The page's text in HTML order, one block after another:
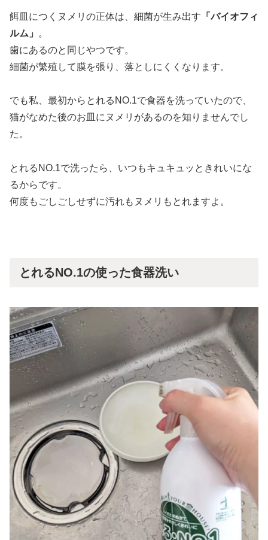
餌皿につくヌメリの正体は、細菌が生み出す 「バイオフィ
ルム」
。
歯にあるのと同じやつです。
細菌が繁殖して膜を張り、落としにくくなります。
でも私、最初からとれるNO.1で食器を洗っていたので、
猫がなめた後のお皿にヌメリがあるのを知りませんでし
た。
とれるNO.1で洗ったら、いつもキュキュッときれいにな
るからです。
何度もごしごしせずに汚れもヌメリもとれますよ。
とれるNO.1の使った食器洗い